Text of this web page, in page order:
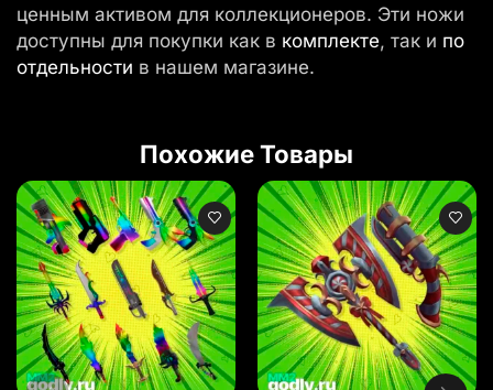
ценным активом для коллекционеров. Эти ножи
доступны для покупки как в комплекте, так и по
отдельности в нашем магазине.
Похожие Товары